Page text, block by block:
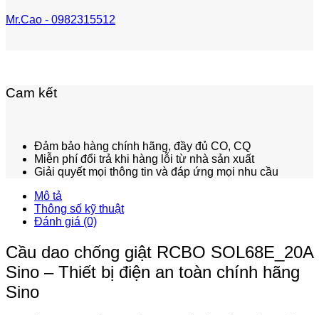
Mr.Cao - 0982315512
Cam kết
Đảm bảo hàng chính hãng, đầy đủ CO, CQ
Miễn phí đổi trả khi hàng lỗi từ nhà sản xuất
Giải quyết mọi thông tin và đáp ứng mọi nhu cầu
Mô tả
Thông số kỹ thuật
Đánh giá (0)
Cầu dao chống giật RCBO SOL68E_20A
Sino – Thiết bị điện an toàn chính hãng
Sino